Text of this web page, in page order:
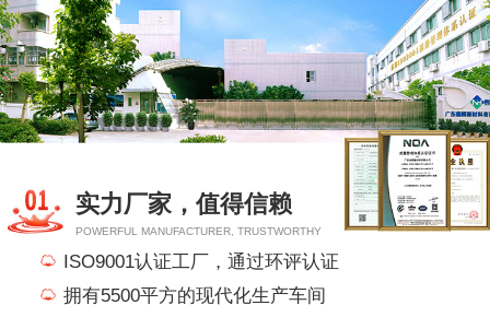
实力厂家，值得信赖
POWERFUL MANUFACTURER, TRUSTWORTHY
ISO9001认证工厂，通过环评认证
拥有5500平方的现代化生产车间